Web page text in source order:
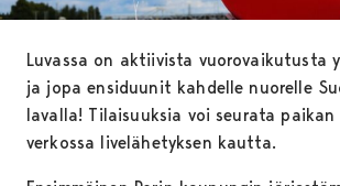
Luvassa on aktiivista vuorovaikutusta
ja jopa ensiduunit kahdelle nuorelle
lavalla! Tilaisuuksia voi seurata
verkossa livelähetyksen kautta.